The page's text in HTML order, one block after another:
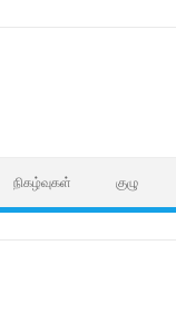
நிகழ்வுகள் குழு